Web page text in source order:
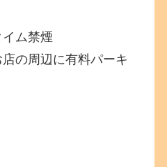
ム禁煙
の周辺に有料パーキ